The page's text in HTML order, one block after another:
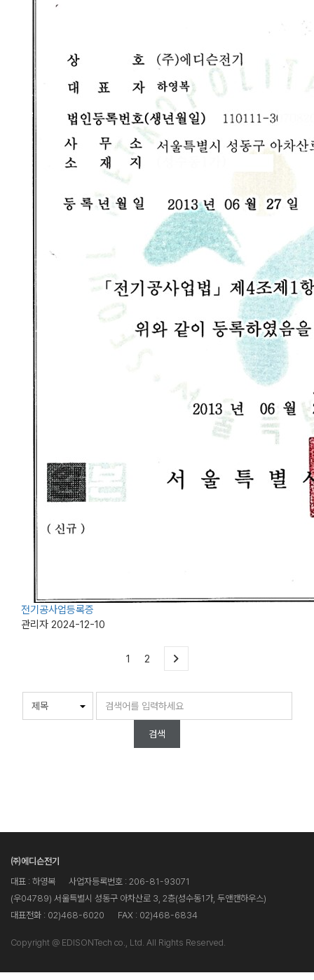
전기공사업등록증
관리자 2024-12-10
1 2
검색
㈜에디슨전기
대표 : 하영복
사업자등록번호 : 206-81-93071
(우04789) 서울특별시 성동구 아차산로 3, 2층(성수동1가, 두앤캔하우스)
대표전화 : 02)468-6020
FAX : 02)468-6834
Copyright @ EDISONTech co., Ltd. All Rights Reserved.